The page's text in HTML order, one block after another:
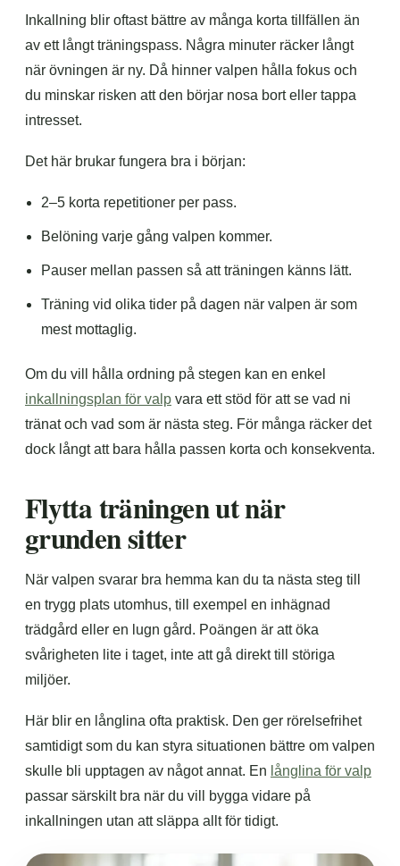
Inkallning blir oftast bättre av många korta tillfällen än
av ett långt träningspass. Några minuter räcker långt
när övningen är ny. Då hinner valpen hålla fokus och
du minskar risken att den börjar nosa bort eller tappa
intresset.
Det här brukar fungera bra i början:
2–5 korta repetitioner per pass.
Belöning varje gång valpen kommer.
Pauser mellan passen så att träningen känns lätt.
Träning vid olika tider på dagen när valpen är som
mest mottaglig.
Om du vill hålla ordning på stegen kan en enkel
inkallningsplan för valp vara ett stöd för att se vad ni
tränat och vad som är nästa steg. För många räcker det
dock långt att bara hålla passen korta och konsekventa.
Flytta träningen ut när
grunden sitter
När valpen svarar bra hemma kan du ta nästa steg till
en trygg plats utomhus, till exempel en inhägnad
trädgård eller en lugn gård. Poängen är att öka
svårigheten lite i taget, inte att gå direkt till störiga
miljöer.
Här blir en långlina ofta praktisk. Den ger rörelsefrihet
samtidigt som du kan styra situationen bättre om valpen
skulle bli upptagen av något annat. En långlina för valp
passar särskilt bra när du vill bygga vidare på
inkallningen utan att släppa allt för tidigt.